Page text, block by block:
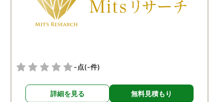
-点(-件)
詳細を見る 無料見積もり